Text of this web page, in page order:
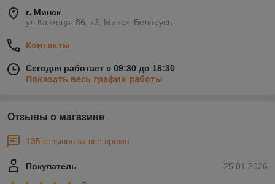
г. Минск
ул.Казинца, 86, к3, Минск, Беларусь
Контакты
Сегодня работает с 09:30 до 18:30
Показать весь график работы
Отзывы о магазине
135 отзывов за всё время
25.01.2026
Покупатель